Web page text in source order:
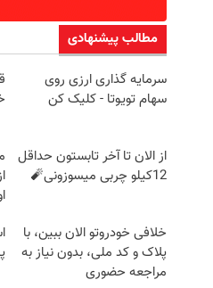
مطالب پیشنهادی
سرمایه گذاری ارزی روی
سهام تویوتا - کلیک کن
از الان تا آخر تابستون حداقل
12کیلو چربی میسوزونی🧨
خلافی خودروتو الان ببین، با
پلاک و کد ملی، بدون نیاز به
مراجعه حضوری